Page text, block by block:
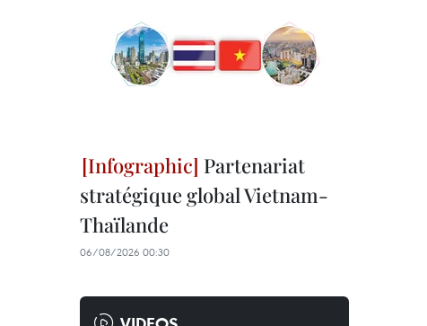
Partenariat
stratégique global Vietnam-
Thaïlande
06/08/2026 00:30